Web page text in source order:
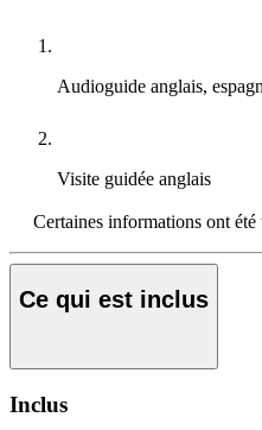
Audioguide anglais,
Visite guidée anglais
Certaines informations ont
Ce qui est inclus
Inclus